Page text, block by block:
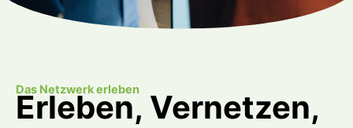
Das Netzwerk erleben
Erleben, Vernetzen,